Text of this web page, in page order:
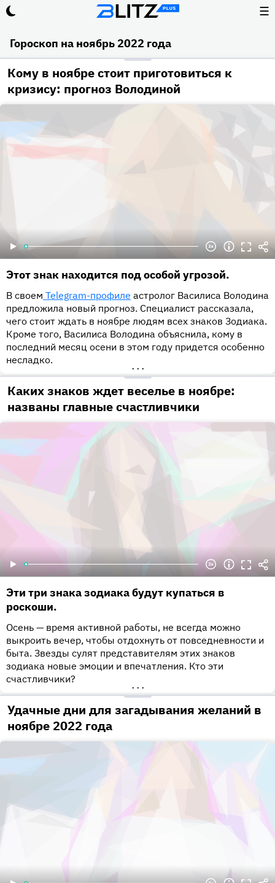
☰
Гороскоп на ноябрь 2022 года
Кому в ноябре стоит приготовиться к
кризису: прогноз Володиной
Этот знак находится под особой угрозой.
В своем Telegram-профиле астролог Василиса Володина
предложила новый прогноз. Специалист рассказала,
чего стоит ждать в ноябре людям всех знаков Зодиака.
Кроме того, Василиса Володина объяснила, кому в
последний месяц осени в этом году придется особенно
несладко.
•••
Каких знаков ждет веселье в ноябре:
названы главные счастливчики
Эти три знака зодиака будут купаться в
роскоши.
Осень — время активной работы, не всегда можно
выкроить вечер, чтобы отдохнуть от повседневности и
быта. Звезды сулят представителям этих знаков
зодиака новые эмоции и впечатления. Кто эти
счастливчики?
•••
Удачные дни для загадывания желаний в
ноябре 2022 года